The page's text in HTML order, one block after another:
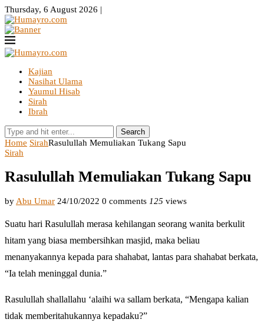
Thursday, 6 August 2026 |
Kajian
Nasihat Ulama
Yaumul Hisab
Sirah
Ibrah
Search
Home SirahRasulullah Memuliakan Tukang Sapu
Sirah
Rasulullah Memuliakan Tukang Sapu
by Abu Umar 24/10/2022 0 comments 125 views
Suatu hari Rasulullah merasa kehilangan seorang wanita berkulit
hitam yang biasa membersihkan masjid, maka beliau
menanyakannya kepada para shahabat, lantas para shahabat berkata,
“Ia telah meninggal dunia.”
Rasulullah shallallahu ‘alaihi wa sallam berkata, “Mengapa kalian
tidak memberitahukannya kepadaku?”